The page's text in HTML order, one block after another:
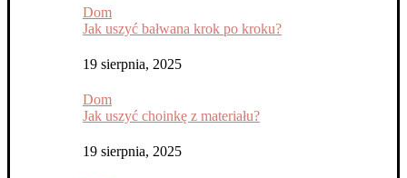
Dom
Jak uszyć bałwana krok po kroku?
19 sierpnia, 2025
Dom
Jak uszyć choinkę z materiału?
19 sierpnia, 2025